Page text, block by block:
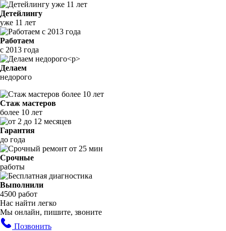
Детейлингу
уже 11 лет
Работаем
с 2013 года
Делаем
недорого
Стаж мастеров
более 10 лет
Гарантия
до года
Срочные
работы
Выполнили
4500 работ
Нас найти легко
Мы онлайн, пишите, звоните
Позвонить